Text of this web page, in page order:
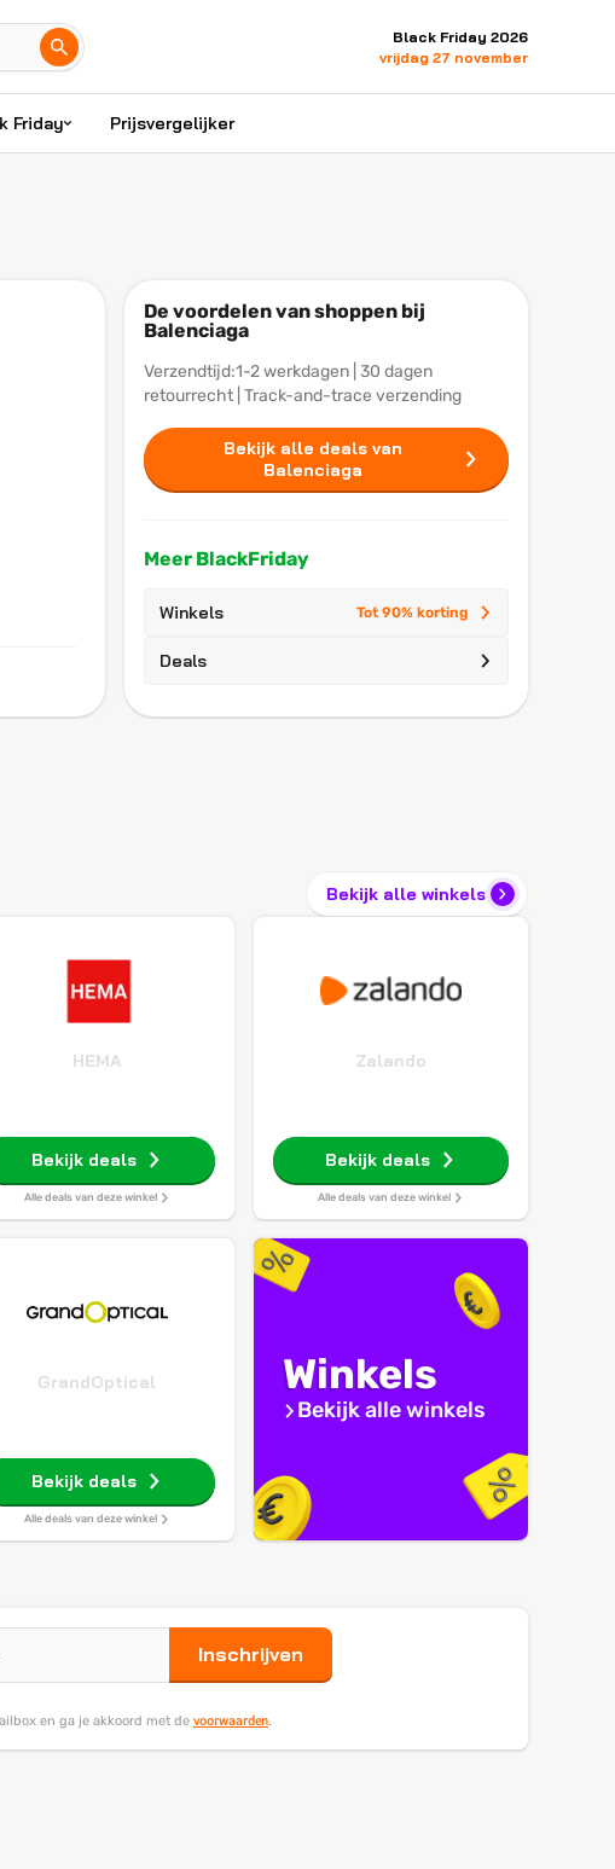
Black Friday 2026
vrijdag 27 november
Friday Prijsvergelijker
De voordelen van shoppen bij
Balenciaga
Verzendtijd:1-2 werkdagen | 30 dagen
retourrecht | Track-and-trace verzending
Bekijk alle deals van
Balenciaga
Meer BlackFriday
Winkels Tot 90% korting
Deals
Bekijk alle winkels
HEMA
Bekijk deals
Alle deals van deze winkel
Zalando
Bekijk deals
Alle deals van deze winkel
GrandOptical
Bekijk deals
Alle deals van deze winkel
Winkels
Bekijk alle winkels
Inschrijven
en ga je akkoord met de voorwaarden.